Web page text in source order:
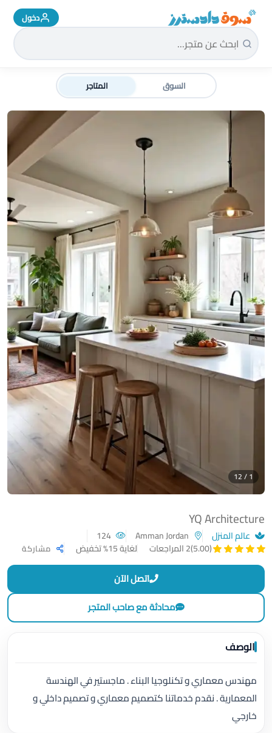
سوق دادسترز الرئيسية دخول
السوق المتاجر
YQ Architecture
عالم المنزل
(5.00)
2 المراجعات لغاية 15% تخفيض مشاركة
1 / 12
اتصل الآن
محادثة مع صاحب المتجر
الوصف
مهندس معماري و تكنلوجيا البناء . ماجستير في الهندسة
المعمارية . نقدم خدماتنا كتصميم معماري و تصميم داخلي و
خارجي